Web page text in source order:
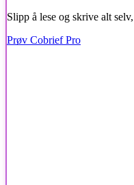
Slipp å lese og skrive alt
Prøv Cobrief Pro